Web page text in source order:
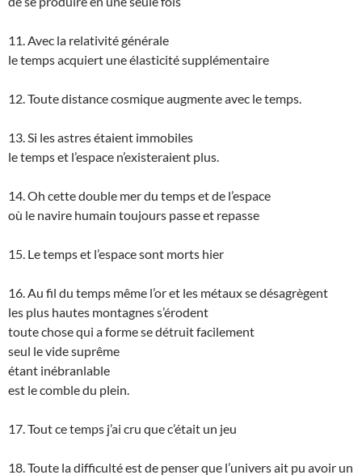
11. Avec la relativité générale
le temps acquiert une élasticité supplémentaire
12. Toute distance cosmique augmente avec le temps.
13. Si les astres étaient immobiles
le temps et l’espace n’existeraient plus.
14. Oh cette double mer du temps et de l’espace
où le navire humain toujours passe et repasse
15. Le temps et l’espace sont morts hier
16. Au fil du temps même l’or et les métaux se désagrègent
les plus hautes montagnes s’érodent
toute chose qui a forme se détruit facilement
seul le vide suprême
étant inébranlable
est le comble du plein.
17. Tout ce temps j’ai cru que c’était un jeu
18. Toute la difficulté est de penser que l’univers ait pu avoir un